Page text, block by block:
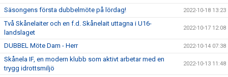
Säsongens första dubbelmöte på lördag! 2022-10-18 13:23
Två Skånelaiter och en f.d. Skånelait uttagna i U16-
landslaget
2022-10-17 12:08
DUBBEL Möte Dam - Herr 2022-10-14 07:38
Skånela IF, en modern klubb som aktivt arbetar med en
trygg idrottsmiljö
2022-10-13 11:48